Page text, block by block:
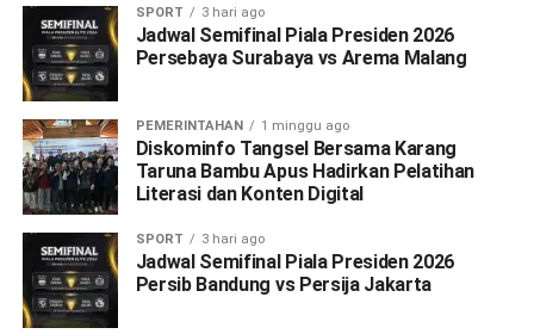
SPORT 3 hari ago
Jadwal Semifinal Piala Presiden 2026
Persebaya Surabaya vs Arema Malang
PEMERINTAHAN 1 minggu ago
Diskominfo Tangsel Bersama Karang
Taruna Bambu Apus Hadirkan Pelatihan
Literasi dan Konten Digital
SPORT 3 hari ago
Jadwal Semifinal Piala Presiden 2026
Persib Bandung vs Persija Jakarta